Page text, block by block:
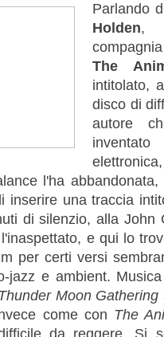
Parlando
Holden,
The
intitolato,
disco di
autore
l'ha
inserire una traccia
di silenzio, alla
e qui lo
per certi versi
jazz e ambient.
Moon Gathering
come con The